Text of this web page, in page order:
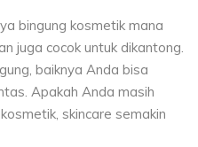
bingung kosmetik mana
juga cocok untuk dikantong.
baiknya Anda bisa
Apakah Anda masih
skincare semakin